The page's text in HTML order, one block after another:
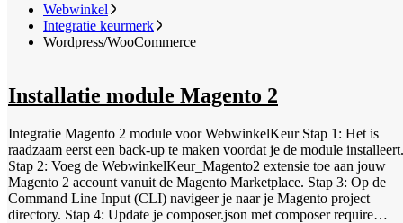
Webwinkel
Integratie keurmerk
Wordpress/WooCommerce
Installatie module Magento 2
Integratie Magento 2 module voor WebwinkelKeur Stap 1: Het is
raadzaam eerst een back-up te maken voordat je de module installeert.
Stap 2: Voeg de WebwinkelKeur_Magento2 extensie toe aan jouw
Magento 2 account vanuit de Magento Marketplace. Stap 3: Op de
Command Line Input (CLI) navigeer je naar je Magento project
directory. Stap 4: Update je composer.json met composer require